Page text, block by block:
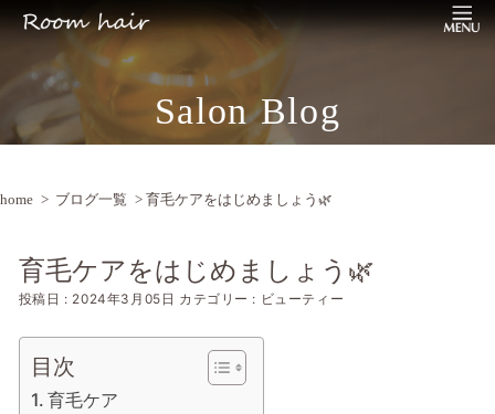
Salon Blog
home > ブログ一覧 > 育毛ケアをはじめましょう🌿
育毛ケアをはじめましょう🌿
投稿日 : 2024年3月05日 カテゴリー : ビューティー
目次
育毛ケア